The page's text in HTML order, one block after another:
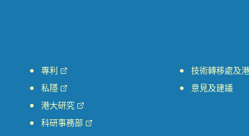
專利
私隱
港大研究
科研事務部
技術轉移處及
意見及建議